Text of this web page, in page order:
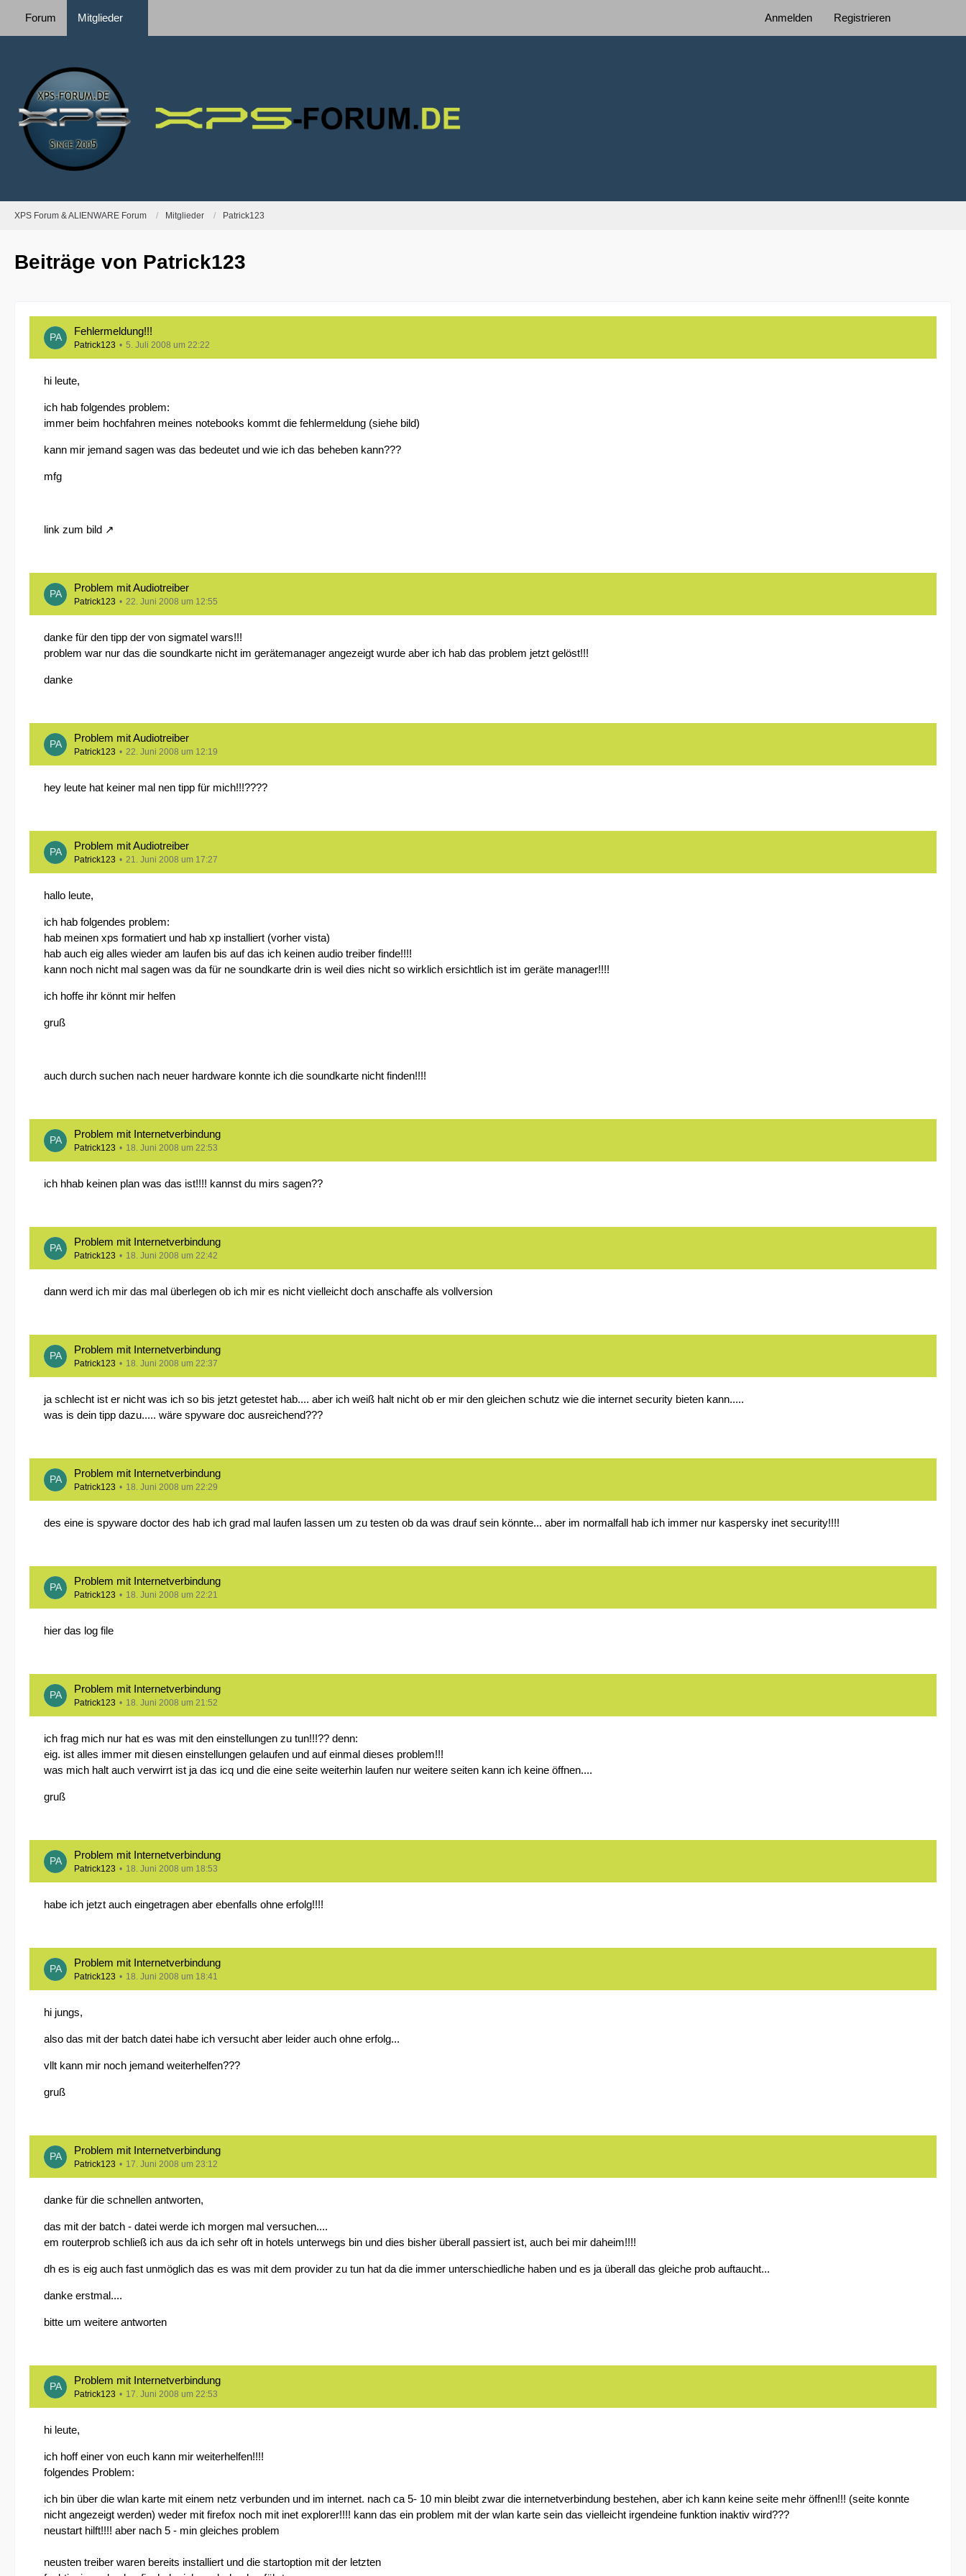
Forum Mitglieder Anmelden Registrieren
XPS Forum & ALIENWARE Forum Mitglieder Patrick123
Beiträge von Patrick123
Fehlermeldung!!!
Patrick123 5. Juli 2008 um 22:22
hi leute,
ich hab folgendes problem:
immer beim hochfahren meines notebooks kommt die fehlermeldung (siehe bild)
kann mir jemand sagen was das bedeutet und wie ich das beheben kann???
mfg
link zum bild
Problem mit Audiotreiber
Patrick123 22. Juni 2008 um 12:55
danke für den tipp der von sigmatel wars!!!
problem war nur das die soundkarte nicht im gerätemanager angezeigt wurde aber ich hab das problem jetzt gelöst!!!
danke
Problem mit Audiotreiber
Patrick123 22. Juni 2008 um 12:19
hey leute hat keiner mal nen tipp für mich!!!????
Problem mit Audiotreiber
Patrick123 21. Juni 2008 um 17:27
hallo leute,
ich hab folgendes problem:
hab meinen xps formatiert und hab xp installiert (vorher vista)
hab auch eig alles wieder am laufen bis auf das ich keinen audio treiber finde!!!!
kann noch nicht mal sagen was da für ne soundkarte drin is weil dies nicht so wirklich ersichtlich ist im geräte manager!!!!
ich hoffe ihr könnt mir helfen
gruß
auch durch suchen nach neuer hardware konnte ich die soundkarte nicht finden!!!!
Problem mit Internetverbindung
Patrick123 18. Juni 2008 um 22:53
ich hhab keinen plan was das ist!!!! kannst du mirs sagen??
Problem mit Internetverbindung
Patrick123 18. Juni 2008 um 22:42
dann werd ich mir das mal überlegen ob ich mir es nicht vielleicht doch anschaffe als vollversion
Problem mit Internetverbindung
Patrick123 18. Juni 2008 um 22:37
ja schlecht ist er nicht was ich so bis jetzt getestet hab.... aber ich weiß halt nicht ob er mir den gleichen schutz wie die internet security bieten kann.....
was is dein tipp dazu..... wäre spyware doc ausreichend???
Problem mit Internetverbindung
Patrick123 18. Juni 2008 um 22:29
des eine is spyware doctor des hab ich grad mal laufen lassen um zu testen ob da was drauf sein könnte... aber im normalfall hab ich immer nur kaspersky inet security!!!!
Problem mit Internetverbindung
Patrick123 18. Juni 2008 um 22:21
hier das log file
Problem mit Internetverbindung
Patrick123 18. Juni 2008 um 21:52
ich frag mich nur hat es was mit den einstellungen zu tun!!!?? denn:
eig. ist alles immer mit diesen einstellungen gelaufen und auf einmal dieses problem!!!
was mich halt auch verwirrt ist ja das icq und die eine seite weiterhin laufen nur weitere seiten kann ich keine öffnen....
gruß
Problem mit Internetverbindung
Patrick123 18. Juni 2008 um 18:53
habe ich jetzt auch eingetragen aber ebenfalls ohne erfolg!!!!
Problem mit Internetverbindung
Patrick123 18. Juni 2008 um 18:41
hi jungs,
also das mit der batch datei habe ich versucht aber leider auch ohne erfolg...
vllt kann mir noch jemand weiterhelfen???
gruß
Problem mit Internetverbindung
Patrick123 17. Juni 2008 um 23:12
danke für die schnellen antworten,
das mit der batch - datei werde ich morgen mal versuchen....
em routerprob schließ ich aus da ich sehr oft in hotels unterwegs bin und dies bisher überall passiert ist, auch bei mir daheim!!!!
dh es is eig auch fast unmöglich das es was mit dem provider zu tun hat da die immer unterschiedliche haben und es ja überall das gleiche prob auftaucht...
danke erstmal....
bitte um weitere antworten
Problem mit Internetverbindung
Patrick123 17. Juni 2008 um 22:53
hi leute,
ich hoff einer von euch kann mir weiterhelfen!!!!
folgendes Problem:
ich bin über die wlan karte mit einem netz verbunden und im internet. nach ca 5- 10 min bleibt zwar die internetverbindung bestehen, aber ich kann keine seite mehr öffnen!!! (seite konnte
nicht angezeigt werden) weder mit firefox noch mit inet explorer!!!! kann das ein problem mit der wlan karte sein das vielleicht irgendeine funktion inaktiv wird???
neustart hilft!!!! aber nach 5 - min gleiches problem
neusten treiber waren bereits installiert und die startoption mit der letzten